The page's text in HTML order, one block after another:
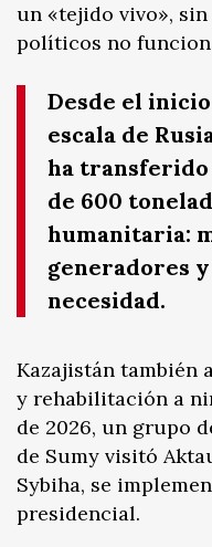
un «tejido vivo»,
políticos no
Desde el
escala de
ha
de 600
humanitaria:
generadores
necesidad.
Kazajistán también
y rehabilitación a
de 2026, un grupo
de Sumy visitó
Sybiha, se
presidencial.